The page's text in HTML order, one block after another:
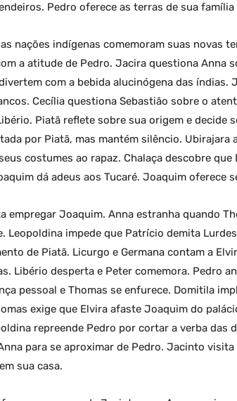
Pedro oferece as terras de sua
nações indígenas comemoram suas novas
a atitude de Pedro. Jacira questiona Anna
com a bebida alucinógena das índias.
Cecília questiona Sebastião sobre o
Piatã reflete sobre sua origem e decide
por Piatã, mas mantém silêncio. Ubirajara
costumes ao rapaz. Chalaça descobre
dá adeus aos Tucaré. Joaquim oferece
empregar Joaquim. Anna estranha quando
Leopoldina impede que Patrício demita
de Piatã. Licurgo e Germana contam a
Libério desperta e Peter comemora. Pedro
pessoal e Thomas se enfurece. Domitila
exige que Elvira afaste Joaquim do
repreende Pedro por cortar a verba das
para se aproximar de Pedro. Jacinto
sua casa.